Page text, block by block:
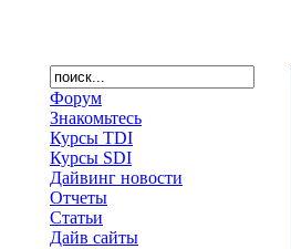
Форум
Знакомьтесь
Курсы TDI
Курсы SDI
Дайвинг новости
Отчеты
Статьи
Дайв сайты